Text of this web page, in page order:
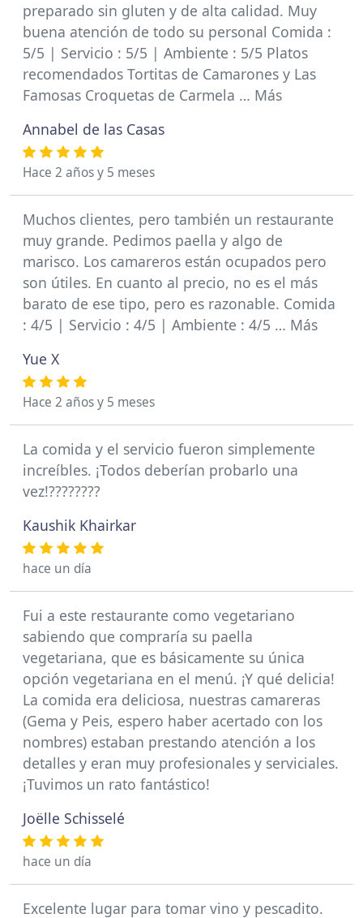
preparado sin gluten y de alta calidad. Muy
buena atención de todo su personal Comida :
5/5 | Servicio : 5/5 | Ambiente : 5/5 Platos
recomendados Tortitas de Camarones y Las
Famosas Croquetas de Carmela … Más
Annabel de las Casas
Hace 2 años y 5 meses
Muchos clientes, pero también un restaurante
muy grande. Pedimos paella y algo de
marisco. Los camareros están ocupados pero
son útiles. En cuanto al precio, no es el más
barato de ese tipo, pero es razonable. Comida
: 4/5 | Servicio : 4/5 | Ambiente : 4/5 … Más
Yue X
Hace 2 años y 5 meses
La comida y el servicio fueron simplemente
increíbles. ¡Todos deberían probarlo una
vez!????????
Kaushik Khairkar
hace un día
Fui a este restaurante como vegetariano
sabiendo que compraría su paella
vegetariana, que es básicamente su única
opción vegetariana en el menú. ¡Y qué delicia!
La comida era deliciosa, nuestras camareras
(Gema y Peis, espero haber acertado con los
nombres) estaban prestando atención a los
detalles y eran muy profesionales y serviciales.
¡Tuvimos un rato fantástico!
Joëlle Schisselé
hace un día
Excelente lugar para tomar vino y pescadito.